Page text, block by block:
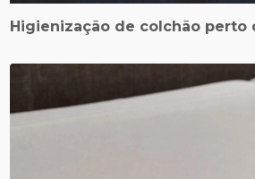
Higienização de colchão perto